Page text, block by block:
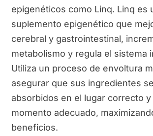
epigenéticos como Linq. Linq es
suplemento epigenético que
cerebral y gastrointestinal,
metabolismo y regula el sistema
Utiliza un proceso de envoltura
asegurar que sus ingredientes
absorbidos en el lugar correcto y
momento adecuado,
beneficios.